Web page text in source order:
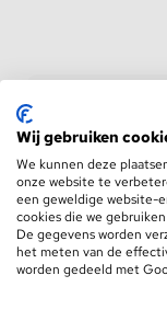
Dual
socket
Wij gebruiken
We kunnen deze
onze website te
een geweldige website-
cookies die we
De gegevens worden
het meten van de
worden gedeeld met